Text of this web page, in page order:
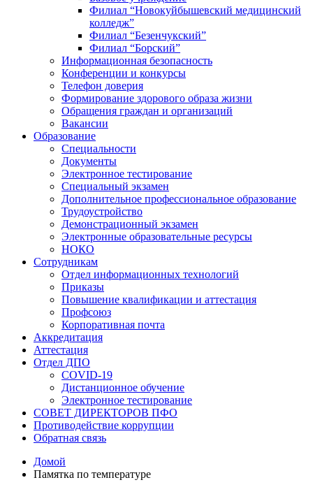
Филиал “Новокуйбышевский медицинский
колледж”
Филиал “Безенчукский”
Филиал “Борский”
Информационная безопасность
Конференции и конкурсы
Телефон доверия
Формирование здорового образа жизни
Обращения граждан и организаций
Вакансии
Образование
Специальности
Документы
Электронное тестирование
Специальный экзамен
Дополнительное профессиональное образование
Трудоустройство
Демонстрационный экзамен
Электронные образовательные ресурсы
НОКО
Сотрудникам
Отдел информационных технологий
Приказы
Повышение квалификации и аттестация
Профсоюз
Корпоративная почта
Аккредитация
Аттестация
Отдел ДПО
COVID-19
Дистанционное обучение
Электронное тестирование
СОВЕТ ДИРЕКТОРОВ ПФО
Противодействие коррупции
Обратная связь
Домой
Памятка по температуре